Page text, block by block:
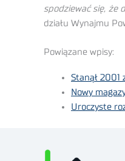
spodziewać się, że
działu Wynajmu
Powiązane wpisy:
Stanął 2001
Nowy
Uroczyste